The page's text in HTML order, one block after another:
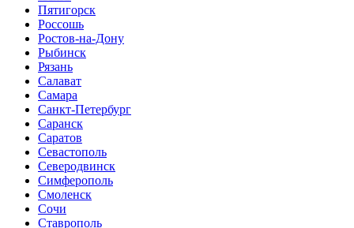
Пятигорск
Россошь
Ростов-на-Дону
Рыбинск
Рязань
Салават
Самара
Санкт-Петербург
Саранск
Саратов
Севастополь
Северодвинск
Симферополь
Смоленск
Сочи
Ставрополь